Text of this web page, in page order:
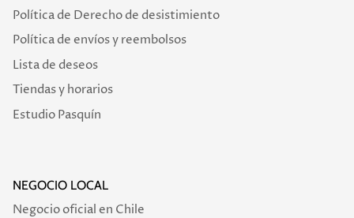
Política de Derecho de desistimiento
Política de envíos y reembolsos
Lista de deseos
Tiendas y horarios
Estudio Pasquín
NEGOCIO LOCAL
Negocio oficial en Chile